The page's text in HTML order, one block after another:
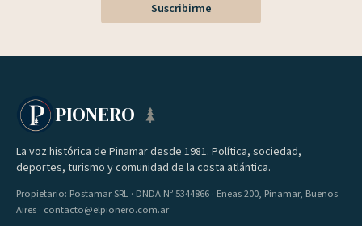
Suscribirme
PIONERO
La voz histórica de Pinamar desde 1981. Política, sociedad,
deportes, turismo y comunidad de la costa atlántica.
Propietario: Postamar SRL · DNDA Nº 5344866 · Eneas 200, Pinamar, Buenos
Aires · contacto@elpionero.com.ar